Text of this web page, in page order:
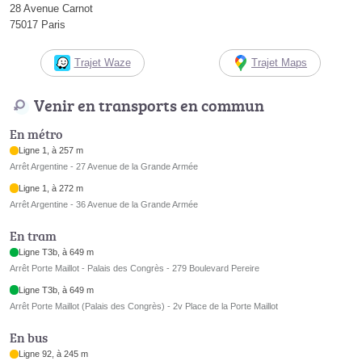
28 Avenue Carnot
75017 Paris
Trajet Waze Trajet Maps
Venir en transports en commun
En métro
Ligne 1, à 257 m
Arrêt Argentine - 27 Avenue de la Grande Armée
Ligne 1, à 272 m
Arrêt Argentine - 36 Avenue de la Grande Armée
En tram
Ligne T3b, à 649 m
Arrêt Porte Maillot - Palais des Congrès - 279 Boulevard Pereire
Ligne T3b, à 649 m
Arrêt Porte Maillot (Palais des Congrès) - 2v Place de la Porte Maillot
En bus
Ligne 92, à 245 m